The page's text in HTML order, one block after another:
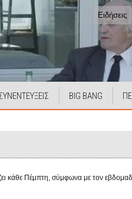
Ειδήσεις
BIG BANG
κάθε Πέμπτη, σύμφωνα με τον